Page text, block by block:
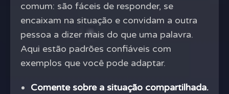
comum: são fáceis de responder, se
encaixam na situação e convidam a outra
pessoa a dizer mais do que uma palavra.
Aqui estão padrões confiáveis com
exemplos que você pode adaptar.
Comente sobre a situação compartilhada.